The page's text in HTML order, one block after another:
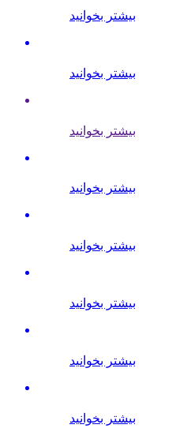
بیشتر بخوانید
بیشتر بخوانید
بیشتر بخوانید
بیشتر بخوانید
بیشتر بخوانید
بیشتر بخوانید
بیشتر بخوانید
بیشتر بخوانید